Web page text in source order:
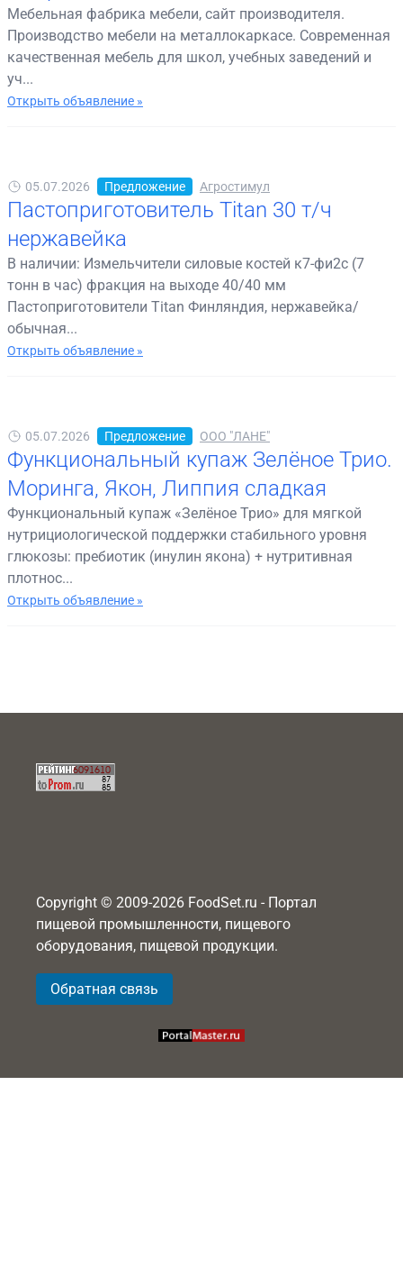
Мебельная фабрика мебели, сайт производителя.
Производство мебели на металлокаркасе. Современная
качественная мебель для школ, учебных заведений и
уч...
Открыть объявление »
05.07.2026 Предложение Агростимул
Пастоприготовитель Titan 30 т/ч
нержавейка
В наличии: Измельчители силовые костей к7-фи2с (7
тонн в час) фракция на выходе 40/40 мм
Пастоприготовители Titan Финляндия, нержавейка/
обычная...
Открыть объявление »
05.07.2026 Предложение ООО "ЛАНЕ"
Функциональный купаж Зелёное Трио.
Моринга, Якон, Липпия сладкая
Функциональный купаж «Зелёное Трио» для мягкой
нутрициологической поддержки стабильного уровня
глюкозы: пребиотик (инулин якона) + нутритивная
плотнос...
Открыть объявление »
Copyright © 2009-2026 FoodSet.ru - Портал
пищевой промышленности, пищевого
оборудования, пищевой продукции.
Обратная связь